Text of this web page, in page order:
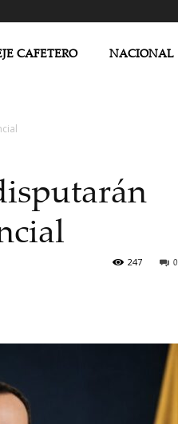
CAFETERO NACIONAL
0
247